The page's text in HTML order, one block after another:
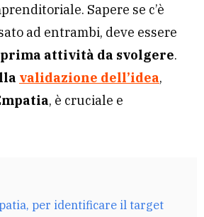
Sapere se c’è
ad entrambi, deve essere
attività da svolgere.
validazione dell’idea,
, è cruciale e
per identificare il target